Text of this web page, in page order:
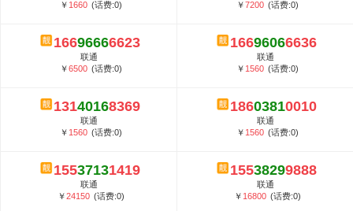
￥ 1660 (话费:0)
￥7200 (话费:0)
16696666623
联通
￥6500 (话费:0)
16696066636
联通
￥ 1560 (话费:0)
13140168369
联通
￥ 1560 (话费:0)
18603810010
联通
￥ 1560 (话费:0)
15537131419
联通
￥24150 (话费:0)
15538299888
联通
￥ 16800 (话费:0)